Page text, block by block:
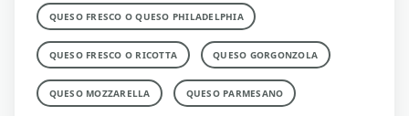
QUESO FRESCO O QUESO PHILADELPHIA
QUESO FRESCO O RICOTTA QUESO GORGONZOLA
QUESO MOZZARELLA QUESO PARMESANO